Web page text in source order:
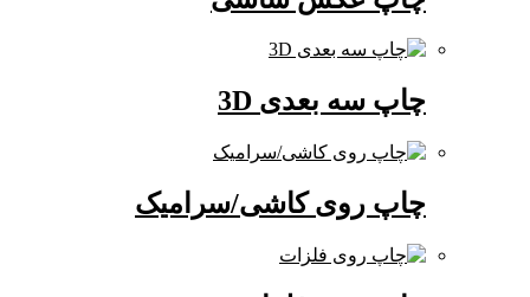
چاپ سه بعدی 3D
چاپ روی کاشی/سرامیک